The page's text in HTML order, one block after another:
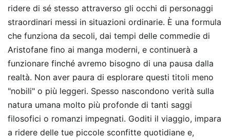
ridere di sé stesso attraverso gli occhi di personaggi
straordinari messi in situazioni ordinarie. È una formula
che funziona da secoli, dai tempi delle commedie di
Aristofane fino ai manga moderni, e continuerà a
funzionare finché avremo bisogno di una pausa dalla
realtà. Non aver paura di esplorare questi titoli meno
"nobili" o più leggeri. Spesso nascondono verità sulla
natura umana molto più profonde di tanti saggi
filosofici o romanzi impegnati. Goditi il viaggio, impara
a ridere delle tue piccole sconfitte quotidiane e,